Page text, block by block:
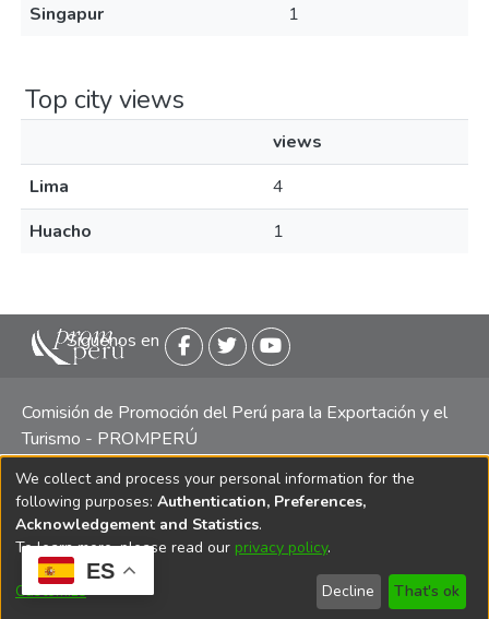
ES
Singapur
1
Top city views
views
Lima
4
Huacho
1
Siguenos en
Comisión de Promoción del Perú para la Exportación y el
Turismo - PROMPERÚ
Central telefónica: (511) 616 7300 / 616 7400 Calle Uno
Oeste 50, Edificio Mincetur, Pisos 13 y 14, San Isidro -
Lima
Copyright 2025 PROMPERÚ
We collect and process your personal information for the
following purposes: Authentication, Preferences,
Acknowledgement and Statistics.
To learn more, please read our privacy policy.
Customize Decline That's ok